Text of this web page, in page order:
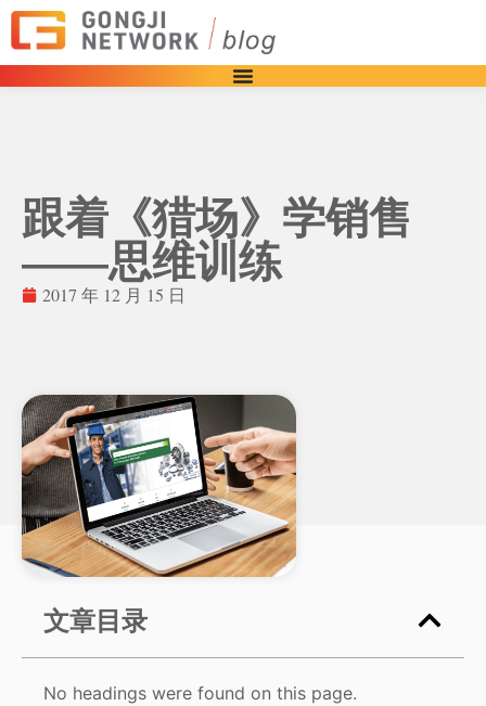
跟着《猎场》学销售
——思维训练
2017 年 12 月 15 日
文章目录
No headings were found on this page.